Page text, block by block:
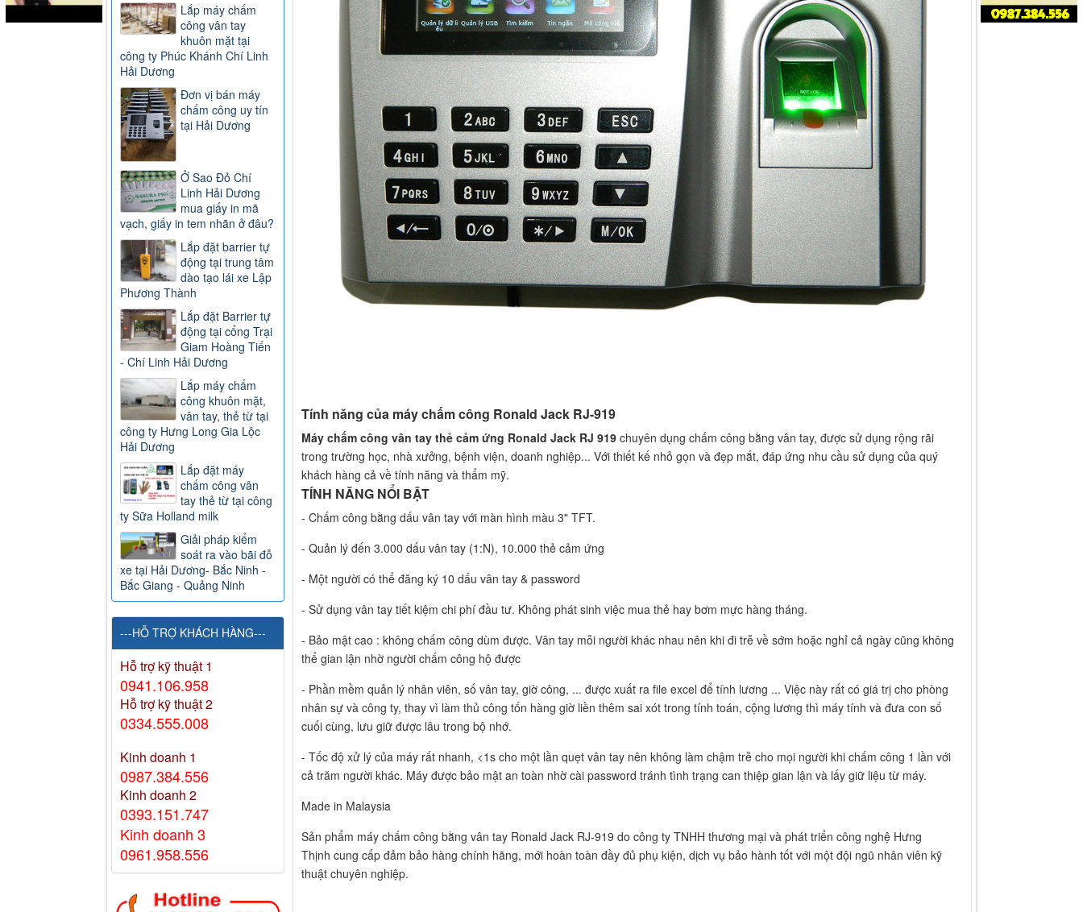
Tính năng của máy chấm công Ronald Jack RJ-919
Máy chấm công vân tay thẻ cảm ứng Ronald Jack RJ 919chuyên dụng chấm công bằng vân tay, được sử dụng rộng rãi
trong trường học, nhà xưởng, bệnh viện, doanh nghiệp... Với thiết kế nhỏ gọn và đẹp mắt, đáp ứng nhu cầu sử dụng của quý
khách hàng cả về tính năng và thẩm mỹ.
TÍNH NĂNG NỔI BẬT
- Chấm công bằng dấu vân tay với màn hình màu 3" TFT.
- Quản lý đến 3.000 dấu vân tay (1:N), 10.000 thẻ cảm ứng
- Một người có thể đăng ký 10 dấu vân tay & password
- Sử dụng vân tay tiết kiệm chi phí đầu tư. Không phát sinh việc mua thẻ hay bơm mực hàng tháng.
- Bảo mật cao : không chấm công dùm được. Vân tay mỗi người khác nhau nên khi đi trễ về sớm hoặc nghỉ cả ngày cũng không
thể gian lận nhờ người chấm công hộ được
- Phần mềm quản lý nhân viên, số vân tay, giờ công, ... được xuất ra file excel để tính lương ... Việc này rất có giá trị cho phòng
nhân sự và công ty, thay vì làm thủ công tốn hàng giờ liền thêm sai xót trong tính toán, cộng lương thì máy tính và đưa con số
cuối cùng, lưu giữ được lâu trong bộ nhớ.
- Tốc độ xử lý của máy rất nhanh, <1s cho một lần quẹt vân tay nên không làm chậm trễ cho mọi người khi chấm công 1 lần với
cả trăm người khác. Máy được bảo mật an toàn nhờ cài password tránh tình trạng can thiệp gian lận và lấy giữ liệu từ máy.
Made in Malaysia
Sản phẩm máy chấm công bằng vân tay Ronald Jack RJ-919 do công ty TNHH thương mại và phát triển công nghệ Hưng
Thịnh cung cấp đảm bảo hàng chính hãng, mới hoàn toàn đầy đủ phụ kiện, dịch vụ bảo hành tốt với một đội ngũ nhân viên kỹ
thuật chuyên nghiệp.
Lắp máy chấm
công vân tay
khuôn mặt tại
công ty Phúc Khánh Chí Linh
Hải Dương
Đơn vị bán máy
chấm công uy tín
tại Hải Dương
Ở Sao Đỏ Chí
Linh Hải Dương
mua giấy in mã
vạch, giấy in tem nhãn ở đâu?
Lắp đặt barrier tự
động tại trung tâm
dào tạo lái xe Lập
Phương Thành
Lắp đặt Barrier tự
động tại cổng Trại
Giam Hoàng Tiến
- Chí Linh Hải Dương
Lắp máy chấm
công khuôn mặt,
vân tay, thẻ từ tại
công ty Hưng Long Gia Lộc
Hải Dương
Lắp đặt máy
chấm công vân
tay thẻ từ tại công
ty Sữa Holland milk
Giải pháp kiểm
soát ra vào bãi đỗ
xe tại Hải Dương- Bắc Ninh -
Bắc Giang - Quảng Ninh
---HỖ TRỢ KHÁCH HÀNG---
Hỗ trợ kỹ thuật 1
0941.106.958
Hỗ trợ kỹ thuật 2
0334.555.008
Kinh doanh 1
0987.384.556
Kinh doanh 2
0393.151.747
Kinh doanh 3
0961.958.556